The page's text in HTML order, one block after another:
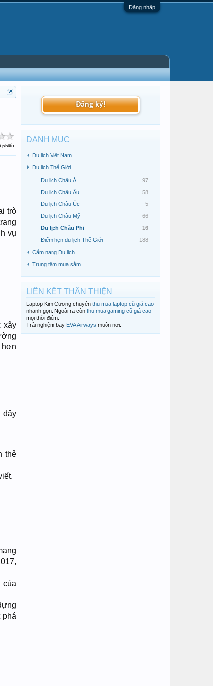
Đăng nhập
phiếu
trò
vụ
xây
hơn
đây
thẻ
của
phá
Đăng ký!
DANH MỤC
Du lịch Việt Nam
Du lịch Thế Giới
Du lịch Châu Á
97
Du lịch Châu Âu
58
Du lịch Châu Úc
5
Du lịch Châu Mỹ
66
Du lịch Châu Phi
16
Điểm hẹn du lịch Thế Giới
188
Cẩm nang Du lịch
Trung tâm mua sắm
LIÊN KẾT THÂN THIỆN
Laptop Kim Cương chuyên thu mua laptop cũ giá cao
nhanh gọn. Ngoài ra còn thu mua gaming cũ giá cao
mọi thời điểm.
Trải nghiệm bay EVA Airways muôn nơi.